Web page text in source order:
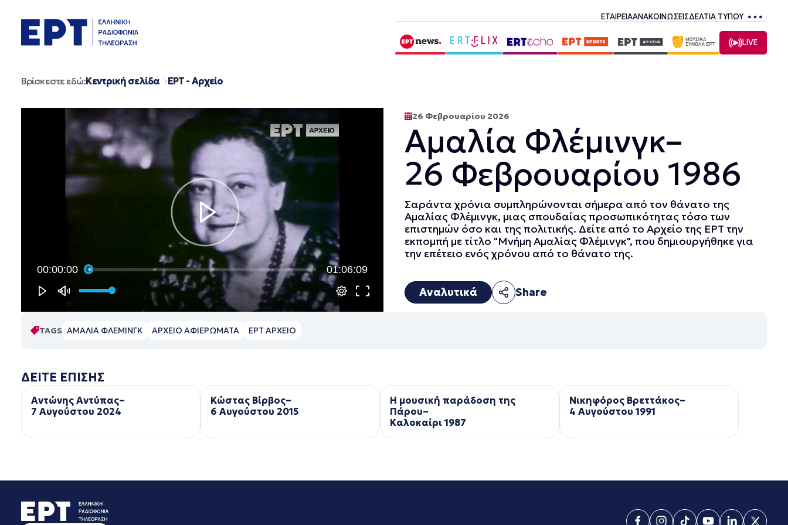
περιεχόμενο
ΕΤΑΙΡΕΙΑΑΝΑΚΟΙΝΩΣΕΙΣΔΕΛΤΙΑ ΤΥΠΟΥ
LIVE
Βρίσκεστε εδώ:Κεντρική σελίδα ΕΡΤ - Αρχείο
Αμαλία Φλέμινγκ–
26 Φεβρουαρίου 1986
26 Φεβρουαρίου 2026
00:00:00 01:06:09
Σαράντα χρόνια συμπληρώνονται σήμερα από τον θάνατο της
Αμαλίας Φλέμινγκ, μιας σπουδαίας προσωπικότητας τόσο των
επιστημών όσο και της πολιτικής. Δείτε από το Αρχείο της ΕΡΤ την
εκπομπή με τίτλο "Μνήμη Αμαλίας Φλέμινγκ", που δημιουργήθηκε για
την επέτειο ενός χρόνου από το θάνατο της.
Αναλυτικά Share
TAGS ΑΜΑΛΙΑ ΦΛΕΜΙΝΓΚ ΑΡΧΕΙΟ ΑΦΙΕΡΩΜΑΤΑ ΕΡΤ ΑΡΧΕΙΟ
ΔΕΙΤΕ ΕΠΙΣΗΣ
Αντώνης Αντύπας–
7 Αυγούστου 2024
Κώστας Βίρβος–
6 Αυγούστου 2015
Η μουσική παράδοση της
Πάρου–
Kαλοκαίρι 1987
Νικηφόρος Βρεττάκος–
4 Αυγούστου 1991